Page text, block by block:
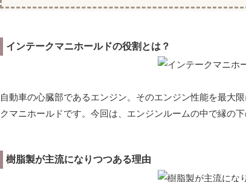
インテークマニホールドの役割とは？
自動車の心臓部であるエンジン。そのエンジン性能を最大限
クマニホールドです。今回は、エンジンルームの中で縁の
樹脂製が主流になりつつある理由